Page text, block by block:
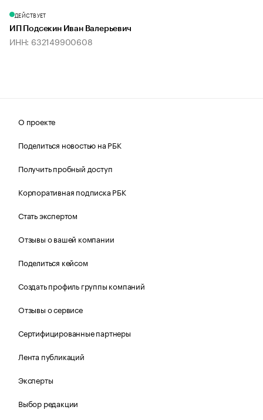
ДЕЙСТВУЕТ
ИП Подсекин Иван Валерьевич
ИНН: 632149900608
О проекте
Поделиться новостью на РБК
Получить пробный доступ
Корпоративная подписка РБК
Стать экспертом
Отзывы о вашей компании
Поделиться кейсом
Создать профиль группы компаний
Отзывы о сервисе
Сертифицированные партнеры
Лента публикаций
Эксперты
Выбор редакции